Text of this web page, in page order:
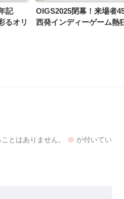
記
るオリ
OIGS2025閉幕！来場者
西発インディーゲーム熱
とはありません。 ※ が付いてい